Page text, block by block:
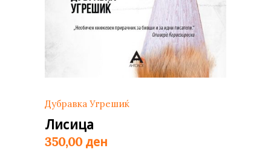
Дубравка Угрешиќ
Лисица
350,00 ден